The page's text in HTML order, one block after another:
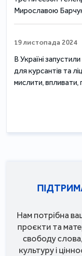
Мирославою
19 листопада 2024
В Україні
для курсантів та
мислити, впливати,
Нам потрібна
проєкти та
свободу
культуру і